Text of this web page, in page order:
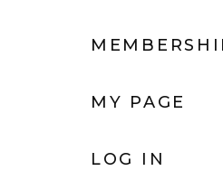
MY PAGE
LOG IN